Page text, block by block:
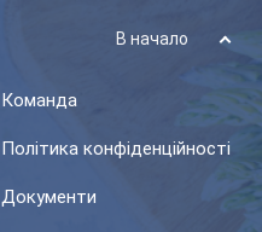
В начало
Команда
Політика конфіденційності
Документи